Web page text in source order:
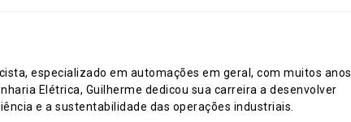
especializado em automações em geral, com muitos anos
Elétrica, Guilherme dedicou sua carreira a desenvolver
e a sustentabilidade das operações industriais.